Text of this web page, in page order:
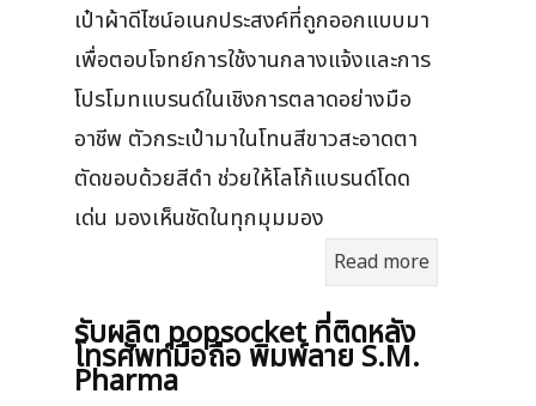
เป๋าผ้าดีไซน์อเนกประสงค์ที่ถูกออกแบบมา
เพื่อตอบโจทย์การใช้งานกลางแจ้งและการ
โปรโมทแบรนด์ในเชิงการตลาดอย่างมือ
อาชีพ ตัวกระเป๋ามาในโทนสีขาวสะอาดตา
ตัดขอบด้วยสีดำ ช่วยให้โลโก้แบรนด์โดด
เด่น มองเห็นชัดในทุกมุมมอง
Read more
รับผลิต popsocket ที่ติดหลัง
โทรศัพท์มือถือ พิมพ์ลาย S.M.
Pharma